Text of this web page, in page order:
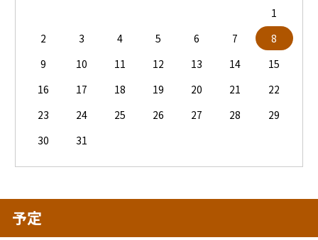
1
2
3 4 5 6 7
8
9
10 11 12 13 14
15
16
17 18 19 20 21
22
23
24 25 26 27 28
29
30
31
予定